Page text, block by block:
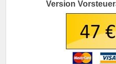
Version